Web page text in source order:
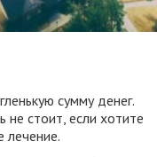
сумму денег.
не стоит если хотите
лечение.